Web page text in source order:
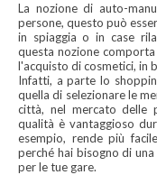
La nozione di auto-
persone, questo può
in spiaggia o in case
questa nozione
l'acquisto di cosmetici, in
Infatti, a parte lo
quella di selezionare le
città, nel mercato delle
qualità è vantaggioso
esempio, rende più
perché hai bisogno di
per le tue gare.